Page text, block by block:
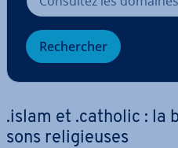
Re­cher­cher
.islam et .catholic :
sons re­li­gieuses